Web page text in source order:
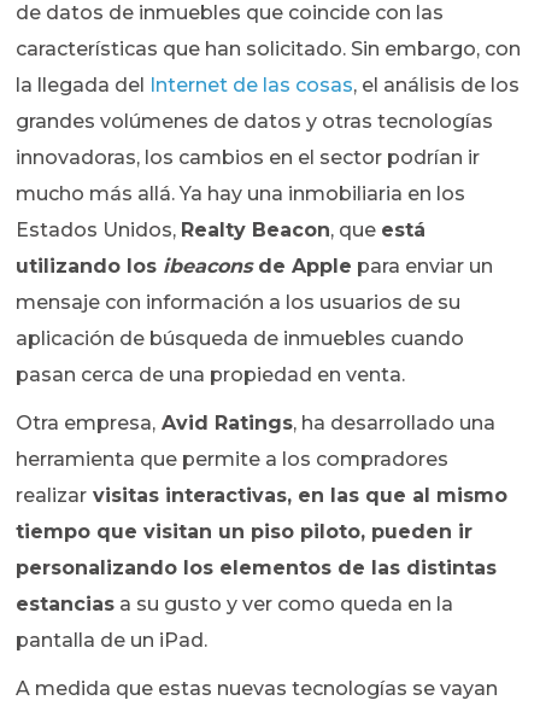
de datos de inmuebles que coincide con las
características que han solicitado. Sin embargo, con
la llegada del Internet de las cosas, el análisis de los
grandes volúmenes de datos y otras tecnologías
innovadoras, los cambios en el sector podrían ir
mucho más allá. Ya hay una inmobiliaria en los
Estados Unidos, Realty Beacon, que está
utilizando los ibeaconsde Apple para enviar un
mensaje con información a los usuarios de su
aplicación de búsqueda de inmuebles cuando
pasan cerca de una propiedad en venta.
Otra empresa, Avid Ratings, ha desarrollado una
herramienta que permite a los compradores
realizar visitas interactivas, en las que al mismo
tiempo que visitan un piso piloto, pueden ir
personalizando los elementos de las distintas
estancias a su gusto y ver como queda en la
pantalla de un iPad.
A medida que estas nuevas tecnologías se vayan